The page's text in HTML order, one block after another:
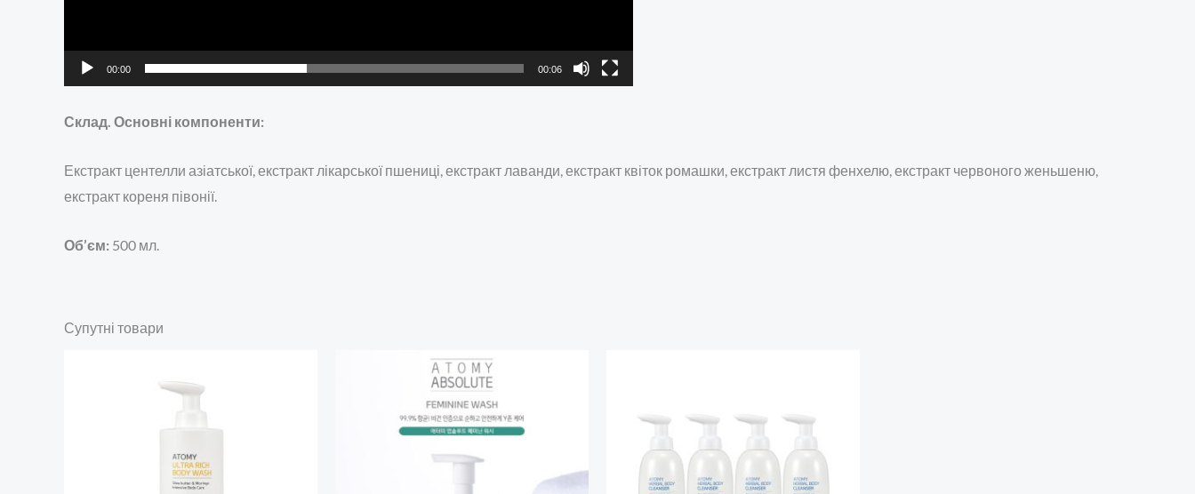
00:00 00:06
Склад. Основні компоненти:
Екстракт центелли азіатської, екстракт лікарської пшениці, екстракт лаванди, екстракт квіток ромашки, екстракт листя фенхелю, екстракт червоного женьшеню,
екстракт кореня півонії.
Об’єм: 500 мл.
Супутні товари